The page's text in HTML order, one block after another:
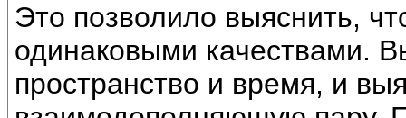
Это позволило выяснить,
одинаковыми качествами.
пространство и время, и